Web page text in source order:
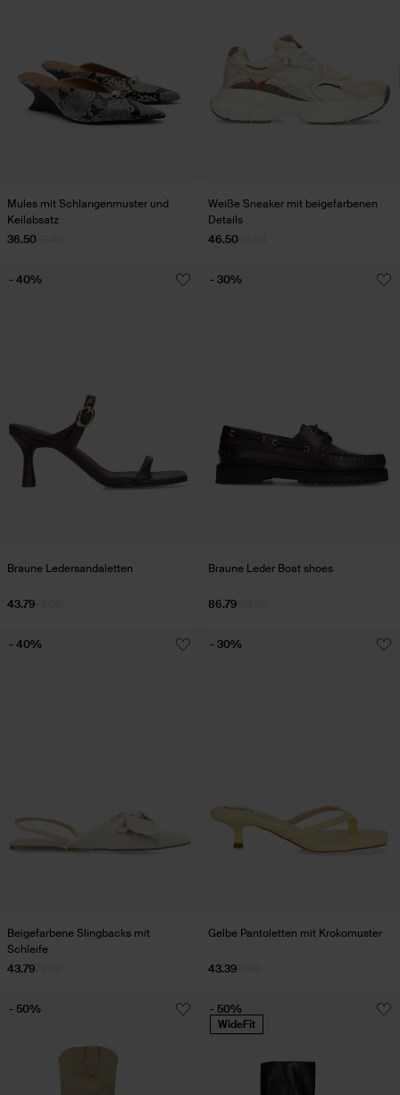
Mules mit Schlangenmuster und
Keilabsatz
36.50
Weiße Sneaker mit beigefarbenen
Details
46.50
Braune Ledersandaletten
43.79
- 40%
Braune Leder Boat shoes
86.79
- 30%
Beigefarbene Slingbacks mit
Schleife
43.79
- 40%
Gelbe Pantoletten mit Krokomuster
43.39
- 30%
- 50%
- 50%
WideFit